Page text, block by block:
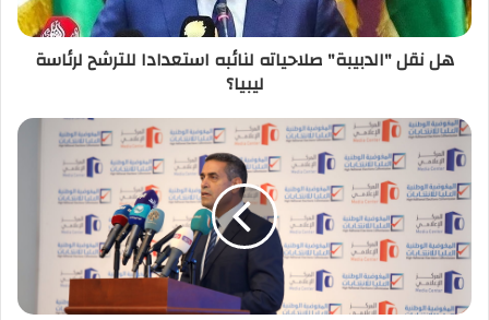
ت
ر
هل نقل "الدبيبة" صلاحياته لنائبه استعدادا للترشح لرئاسة
ليبيا؟